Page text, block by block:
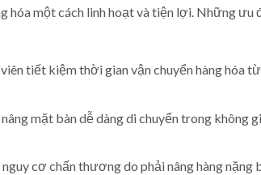
hóa một cách linh hoạt và tiện lợi. Những ưu
tiết kiệm thời gian vận chuyển hàng hóa
mặt bàn dễ dàng di chuyển trong không
cơ chấn thương do phải nâng hàng nặng